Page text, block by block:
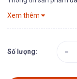
Xem thêm
Số lượng: -